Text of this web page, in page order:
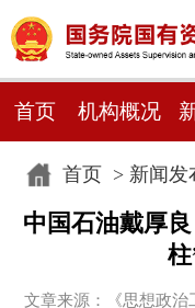
首页 机构概况
首页> 新闻发
中国石油戴厚
文章来源：《思想政